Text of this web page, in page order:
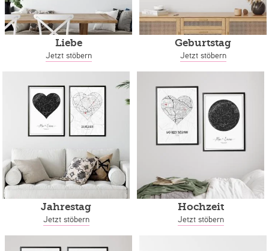
Liebe
Jetzt stöbern
Geburtstag
Jetzt stöbern
Jahrestag
Jetzt stöbern
Hochzeit
Jetzt stöbern